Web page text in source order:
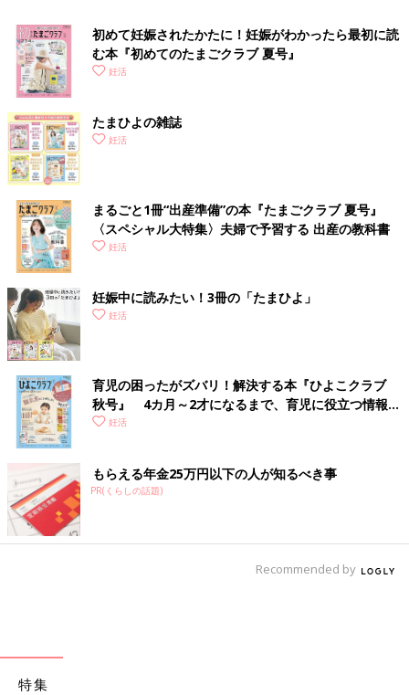
初めて妊娠されたかたに！妊娠がわかったら最初に読
む本『初めてのたまごクラブ 夏号』
妊活
たまひよの雑誌
妊活
まるごと1冊“出産準備”の本『たまごクラブ 夏号』
〈スペシャル大特集〉夫婦で予習する 出産の教科書
妊活
妊娠中に読みたい！3冊の「たまひよ」
妊活
育児の困ったがズバリ！解決する本『ひよこクラブ
秋号』 4カ月～2才になるまで、育児に役立つ情報が
いっぱい！
妊活
もらえる年金25万円以下の人が知るべき事
PR(くらしの話題)
Recommended by
特集